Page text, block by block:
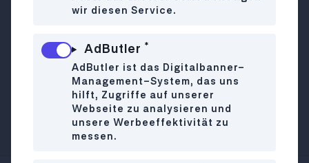
Lage zahlt man allerdings auch. Das
kulinarische Reise über den Naschmarkt
ab: vom Frühstück mit Hummus & Co.
über vegetarische, fischige oder
fleischlastige Hauptspeisen, Salate und
Sandwiches.
wir diesen Service.
AdButler *
AdButler ist das Digitalbanner-
Management-System, das uns
hilft, Zugriffe auf unserer
Webseite zu analysieren und
unsere Werbeeffektivität zu
messen.